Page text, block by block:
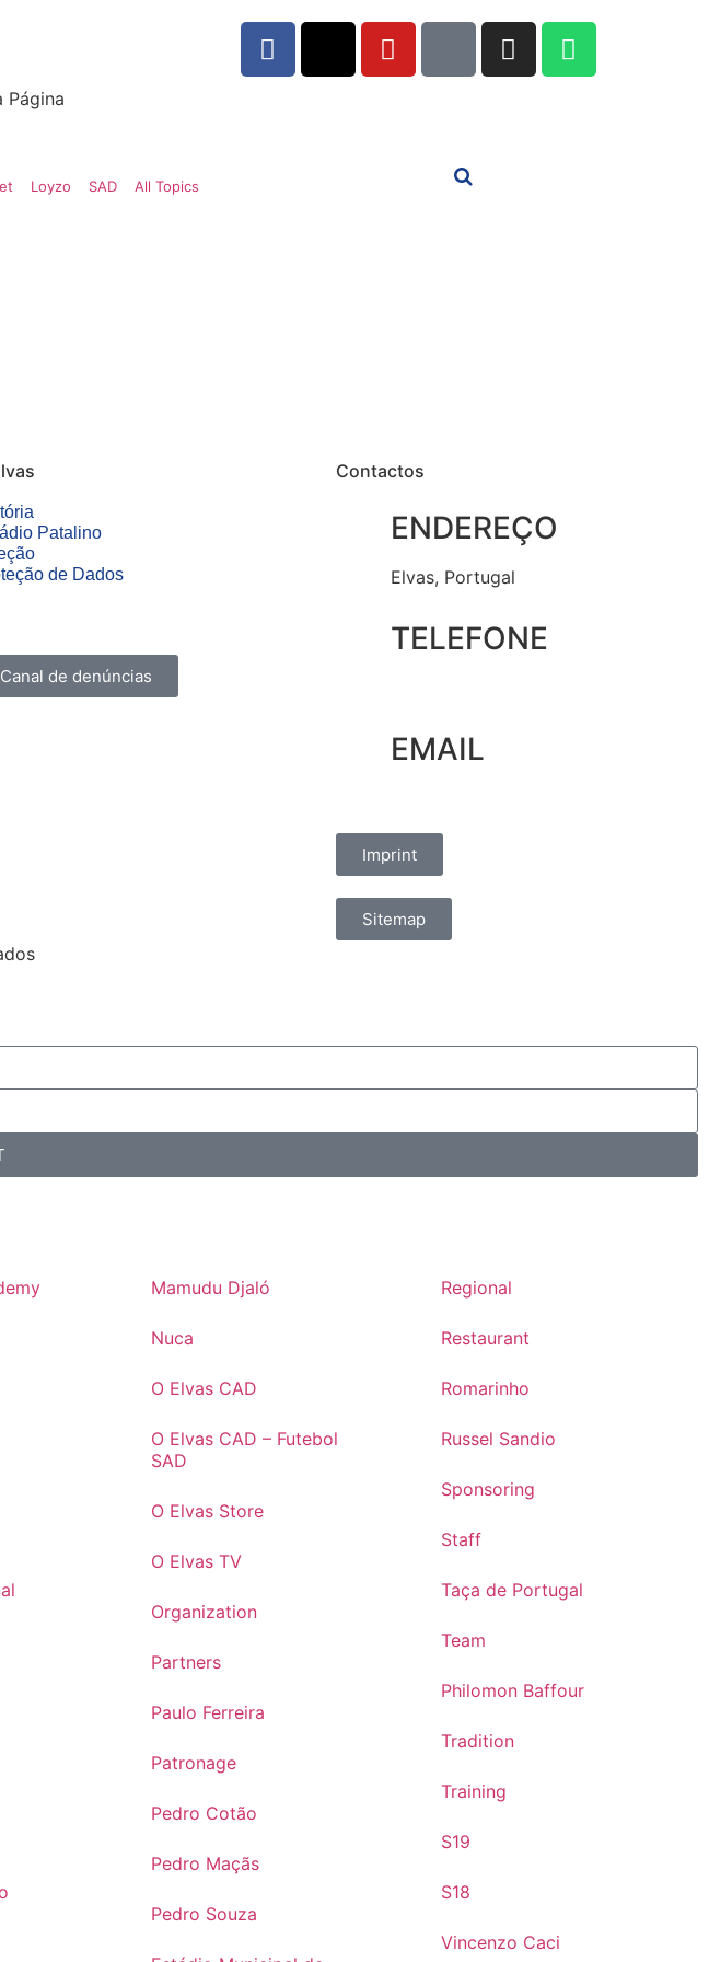
Página
Loyzo SAD All Topics
Patalino
de Dados
Canal de denúncias
Contactos
ENDEREÇO
Elvas, Portugal
TELEFONE
EMAIL
Imprint
Sitemap
Mamudu Djaló
Nuca
O Elvas CAD
O Elvas CAD – Futebol
SAD
O Elvas Store
O Elvas TV
Organization
Partners
Paulo Ferreira
Patronage
Pedro Cotão
Pedro Maçãs
Pedro Souza
Regional
Restaurant
Romarinho
Russel Sandio
Sponsoring
Staff
Taça de Portugal
Team
Philomon Baffour
Tradition
Training
S19
S18
Vincenzo Caci